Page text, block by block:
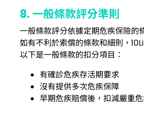
8. 一般條款評分準則
一般條款評分依據定期危疾保險的
如有不利於索償的條款和細則，
以下是一般條款的扣分項目：
有確診危疾存活期要求
沒有提供多次危疾保障
早期危疾賠償後，扣減嚴重